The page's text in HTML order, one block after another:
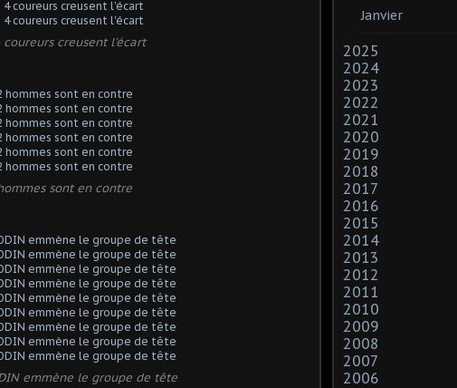
creusent l'écart
sont en contre
emmène le groupe de tête
Janvier
2025
2024
2023
2022
2021
2020
2019
2018
2017
2016
2015
2014
2013
2012
2011
2010
2009
2008
2007
2006